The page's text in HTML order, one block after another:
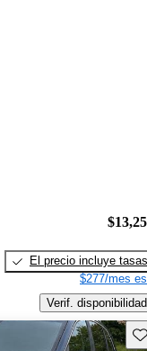
El precio incluye tasas
$277/mes
Verif. disponibilidad